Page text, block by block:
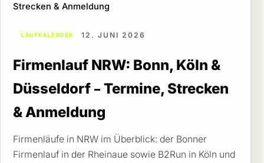
Strecken & Anmeldung
LAUFKALENDER 12. JUNI 2026
Firmenlauf NRW: Bonn, Köln &
Düsseldorf – Termine, Strecken
& Anmeldung
Firmenläufe in NRW im Überblick: der Bonner
Firmenlauf in der Rheinaue sowie B2Run in Köln und